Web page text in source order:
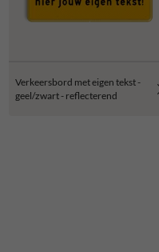
Verkeersbord met eigen tekst -
geel/zwart - reflecterend